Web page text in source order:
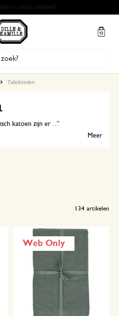
in onze winkels*
Tafelkleden
en placemats. Voor uitgebreide diners of het dagelijkse ontbijt!
Meer
134 artikelen
Web Only